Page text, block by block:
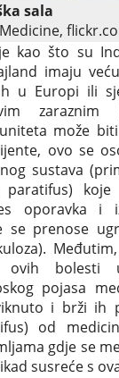
sala
kao što su
imaju
u Europi ili
zaraznim
može
ovo se
sustava
paratifus)
oporavka i
se prenose
ovih bolesti
pojasa
i brži ih
od
gdje se
susreće s